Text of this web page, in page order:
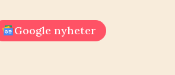
Google nyheter